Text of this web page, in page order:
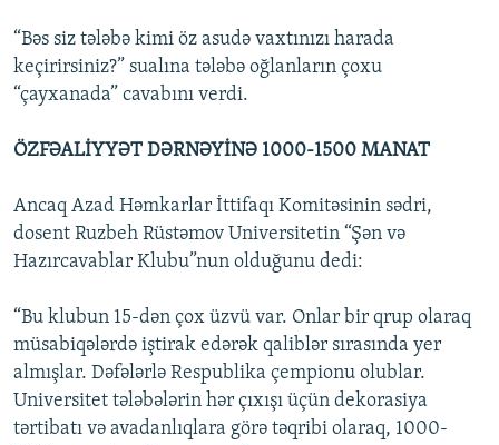
“Bəs siz tələbə kimi öz asudə vaxtınızı harada
keçirirsiniz?” sualına tələbə oğlanların çoxu
“çayxanada” cavabını verdi.
ÖZFƏALİYYƏT DƏRNƏYİNƏ 1000-1500 MANAT
Ancaq Azad Həmkarlar İttifaqı Komitəsinin sədri,
dosent Ruzbeh Rüstəmov Universitetin “Şən və
Hazırcavablar Klubu”nun olduğunu dedi:
“Bu klubun 15-dən çox üzvü var. Onlar bir qrup olaraq
müsabiqələrdə iştirak edərək qaliblər sırasında yer
almışlar. Dəfələrlə Respublika çempionu olublar.
Universitet tələbələrin hər çıxışı üçün dekorasiya
tərtibatı və avadanlıqlara görə təqribi olaraq, 1000-